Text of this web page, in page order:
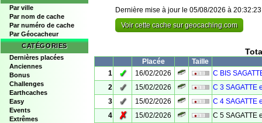
Par ville
Par nom de cache
Par numéro de cache
Par Géocacheur
CATÉGORIES
Dernières placées
Anciennes
Bonus
Challenges
Earthcaches
Easy
Events
Extrêmes
Dernière mise à jour le 05/08/2026 à 20:32:23
Voir cette cache sur geocaching.com
Placée
Taille
1
✓ 16/02/2026
C BIS
2
✓ 15/02/2026
C 3 SAGATTE
3
✓ 15/02/2026
C 4 SAGATTE
4
✗ 15/02/2026
C 5 SAGATTE